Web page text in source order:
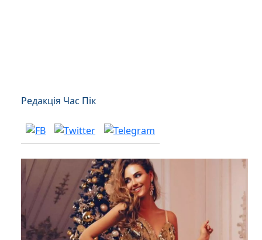
Редакція Час Пік